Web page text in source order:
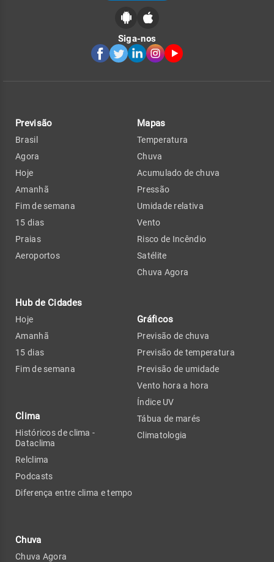
Siga-nos
Previsão
Brasil
Agora
Hoje
Amanhã
Fim de semana
15 dias
Praias
Aeroportos
Hub de Cidades
Hoje
Amanhã
15 dias
Fim de semana
Clima
Históricos de clima -
Dataclima
Relclima
Podcasts
Diferença entre clima e tempo
Chuva
Chuva Agora
Mapas
Temperatura
Chuva
Acumulado de chuva
Pressão
Umidade relativa
Vento
Risco de Incêndio
Satélite
Chuva Agora
Gráficos
Previsão de chuva
Previsão de temperatura
Previsão de umidade
Vento hora a hora
Índice UV
Tábua de marés
Climatologia